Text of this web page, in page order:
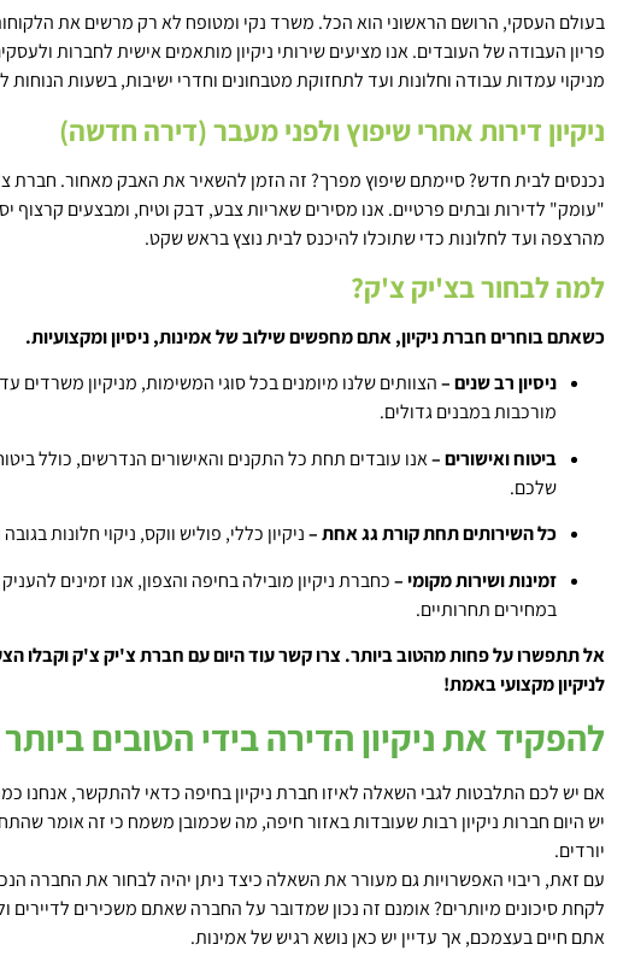
בעולם העסקי, הרושם הראשוני הוא הכל. משרד נקי ומטופח לא רק מרשים את
פריון העבודה של העובדים. אנו מציעים שירותי ניקיון מותאמים אישית לחברות
מניקוי עמדות עבודה וחלונות ועד לתחזוקת מטבחונים וחדרי ישיבות, בשעות הנוחות
ניקיון דירות אחרי שיפוץ ולפני מעבר (דירה חדשה)
נכנסים לבית חדש? סיימתם שיפוץ מפרך? זה הזמן להשאיר את האבק מאחור. חברת
"עומק" לדירות ובתים פרטיים. אנו מסירים שאריות צבע, דבק וטיח, ומבצעים קרצוף
מהרצפה ועד לחלונות כדי שתוכלו להיכנס לבית נוצץ בראש שקט.
למה לבחור בצ'יק צ'ק?
כשאתם בוחרים חברת ניקיון, אתם מחפשים שילוב של אמינות, ניסיון ומקצועיות.
ניסיון רב שנים –הצוותים שלנו מיומנים בכל סוגי המשימות, מניקיון משרדים
מורכבות במבנים גדולים.
ביטוח ואישורים –אנו עובדים תחת כל התקנים והאישורים הנדרשים, כולל
שלכם.
כל השירותים תחת קורת גג אחת –ניקיון כללי, פוליש ווקס, ניקוי חלונות
זמינות ושירות מקומי –כחברת ניקיון מובילה בחיפה והצפון, אנו זמינים
במחירים תחרותיים.
אל תתפשרו על פחות מהטוב ביותר. צרו קשר עוד היום עם חברת צ'יק צ'ק וקבלו
לניקיון מקצועי באמת!
להפקיד את ניקיון הדירה בידי הטובים ביותר
אם יש לכם התלבטות לגבי השאלה לאיזו חברת ניקיון בחיפה כדאי להתקשר, אנחנו
יש היום חברות ניקיון רבות שעובדות באזור חיפה, מה שכמובן משמח כי זה אומר
יורדים.
עם זאת, ריבוי האפשרויות גם מעורר את השאלה כיצד ניתן יהיה לבחור את החברה
לקחת סיכונים מיותרים? אומנם זה נכון שמדובר על החברה שאתם משכירים לדיירים
אתם חיים בעצמכם, אך עדיין יש כאן נושא רגיש של אמינות.